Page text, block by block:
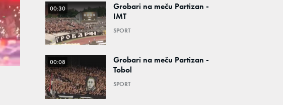
00:30
Grobari na meču Partizan -
IMT
SPORT
00:08
Grobari na meču Partizan -
Tobol
SPORT